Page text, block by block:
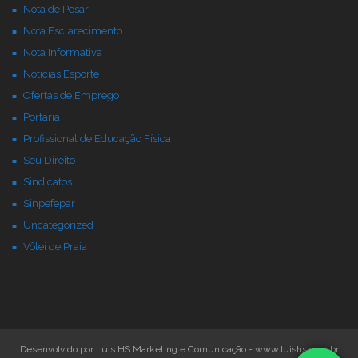
Nota de Pesar
Nota Esclarecimento
Nota Informativa
Noticias Esporte
Ofertas de Emprego
Portaria
Profissional de Educação Física
Seu Direito
Sindicatos
Sinpefepar
Uncategorized
Vôlei de Praia
Desenvolvido por Luis HS Marketing e Comunicação - www.luishs.com.br